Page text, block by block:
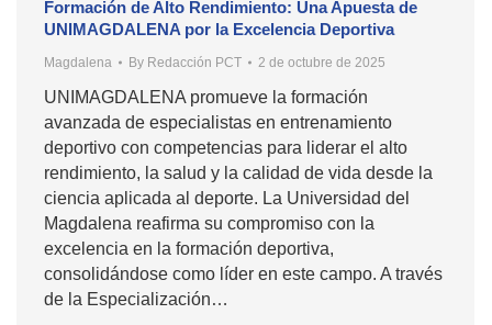
Formación de Alto Rendimiento: Una Apuesta de
UNIMAGDALENA por la Excelencia Deportiva
Magdalena By Redacción PCT 2 de octubre de 2025
UNIMAGDALENA promueve la formación
avanzada de especialistas en entrenamiento
deportivo con competencias para liderar el alto
rendimiento, la salud y la calidad de vida desde la
ciencia aplicada al deporte. La Universidad del
Magdalena reafirma su compromiso con la
excelencia en la formación deportiva,
consolidándose como líder en este campo. A través
de la Especialización…